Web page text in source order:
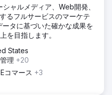
ャルメディア、Web開発、
るフルサービスのマーケテ
タに基づいた確かな成果を
を目指します。
States
理 +20
コマース +3